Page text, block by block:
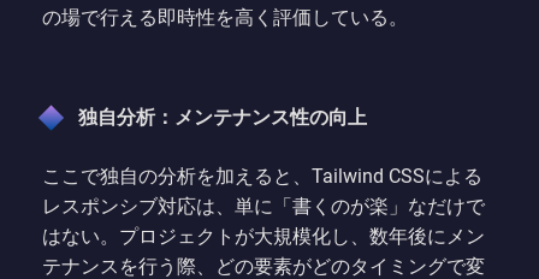
の場で行える即時性を高く評価している。
独自分析：メンテナンス性の向上
ここで独自の分析を加えると、Tailwind CSSによる
レスポンシブ対応は、単に「書くのが楽」なだけで
はない。プロジェクトが大規模化し、数年後にメン
テナンスを行う際、どの要素がどのタイミングで変